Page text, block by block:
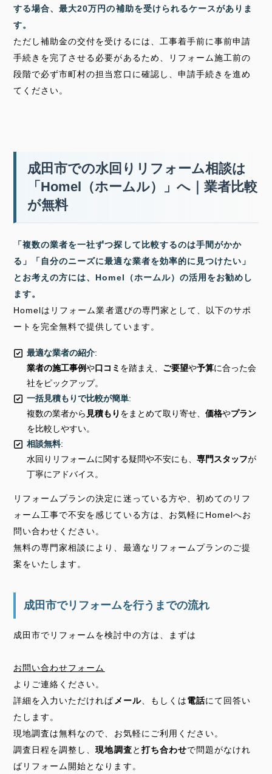
する場合、最大20万円の補助を受けられるケースがありま
す。
ただし補助金の交付を受けるには、工事着手前に事前申請
手続きを完了させる必要があるため、リフォーム施工前の
段階で必ず市町村の担当窓口に確認し、申請手続きを進め
てください。
成田市での水回りリフォーム相談は
「Homel（ホームル）」へ｜業者比較
が無料
「複数の業者を一社ずつ探して比較するのは手間がかか
る」「自分のニーズに最適な業者を効率的に見つけたい」
とお考えの方には、Homel（ホームル）の活用をお勧めし
ます。
Homelはリフォーム業者選びの専門家として、以下のサポ
ートを完全無料で提供しています。
最適な業者の紹介:
業者の施工事例や口コミ を踏まえ、 ご要望や予算に合った会
社をピックアップ。
一括見積もりで比較が簡単:
複数の業者から 見積もり をまとめて取り寄せ、 価格やプラン
を比較しやすい。
相談無料:
水回りリフォームに関する疑問や不安にも、 専門スタッフが
丁寧にアドバイス。
リフォームプランの決定に迷っている方や、初めてのリフ
ォーム工事で不安を感じている方は、お気軽にHomelへお
問い合わせください。
無料の専門家相談により、最適なリフォームプランのご提
案をいたします。
成田市でリフォームを行うまでの流れ
成田市でリフォームを検討中の方は、まずは
お問い合わせフォーム
よりご連絡ください。
詳細を入力いただければ メール、もしくは電話にて回答い
たします。
現地調査は無料なので、お気軽にご利用ください。
調査日程を調整し、現地調査と 打ち合わせで問題がなけれ
ばリフォーム開始となります。